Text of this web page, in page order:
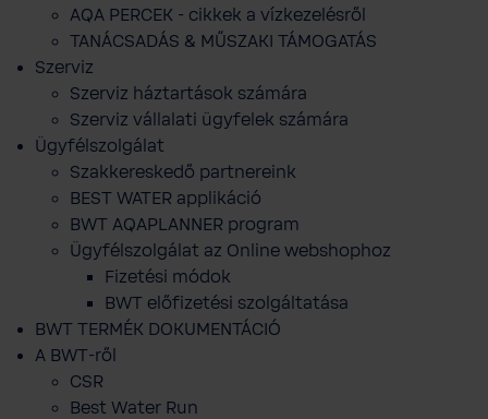
AQA PERCEK - cikkek a vízkezelésről
TANÁCSADÁS & MŰSZAKI TÁMOGATÁS
Szerviz
Szerviz háztartások számára
Szerviz vállalati ügyfelek számára
Ügyfélszolgálat
Szakkereskedő partnereink
BEST WATER applikáció
BWT AQAPLANNER program
Ügyfélszolgálat az Online webshophoz
Fizetési módok
BWT előfizetési szolgáltatása
BWT TERMÉK DOKUMENTÁCIÓ
A BWT-ről
CSR
Best Water Run